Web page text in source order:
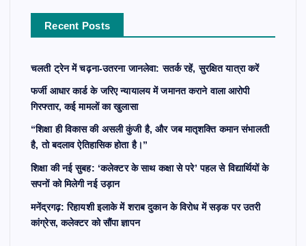
r
Recent Posts
चलती ट्रेन में चढ़ना-उतरना जानलेवा: सतर्क रहें, सुरक्षित यात्रा करें
फर्जी आधार कार्ड के जरिए न्यायालय में जमानत कराने वाला आरोपी
गिरफ्तार, कई मामलों का खुलासा
“शिक्षा ही विकास की असली कुंजी है, और जब मातृशक्ति कमान संभालती
है, तो बदलाव ऐतिहासिक होता है।”
शिक्षा की नई सुबह: ‘कलेक्टर के साथ कक्षा से परे’ पहल से विद्यार्थियों के
सपनों को मिलेगी नई उड़ान
मनेंद्रगढ़: रिहायशी इलाके में शराब दुकान के विरोध में सड़क पर उतरी
कांग्रेस, कलेक्टर को सौंपा ज्ञापन